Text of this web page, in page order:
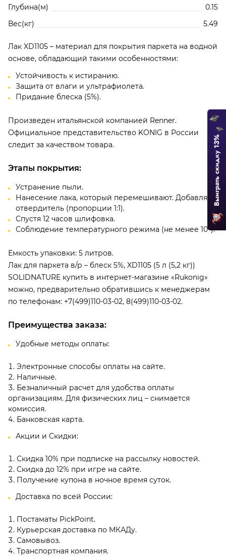
Глубина(м)
0.15
Вес(кг)
5.49
Лак XD1105 – материал для покрытия паркета на водной
основе, обладающий такими особенностями:
Устойчивость к истиранию.
Защита от влаги и ультрафиолета.
Придание блеска (5%).
Произведен итальянской компанией Renner.
Официальное представительство KONIG в России
следит за качеством товара.
Этапы покрытия:
Устранение пыли.
Нанесение лака, который перемешивают. Добавляют
отвердитель (пропорции 1:1).
Спустя 12 часов шлифовка.
Соблюдение температурного режима (не менее 10°).
Емкость упаковки: 5 литров.
Лак для паркета в/р – блеск 5%, XD1105 (5 л (5,2 кг))
SOLIDNATURE купить в интернет-магазине «Rukonig»
можно, предварительно обратившись к менеджерам
по телефонам: +7(499)110-03-02, 8(499)110-03-02.
Преимущества заказа:
Удобные методы оплаты:
Электронные способы оплаты на сайте.
Наличные.
Безналичный расчет для удобства оплаты
организациям. Для физических лиц – снимается
комиссия.
Банковская карта.
Акции и Скидки:
Скидка 10% при подписке на рассылку новостей.
Скидка до 12% при игре на сайте.
Получение купона в ночное время суток.
Доставка по всей России:
Постаматы PickPoint.
Курьерская доставка по МКАДу.
Самовывоз.
Транспортная компания.
127. Отделка паркета водными грунтом и лаком из
Отзывы о Лак для паркета в/р – блеск 5%, XD1105 (5 л (5,2
кг)) SOLIDNATURE
Будьте первым!
Нажимая кнопку, вы соглашаетесь с
конфиденциальности и обработки
персональных данных
Добавить отзыв